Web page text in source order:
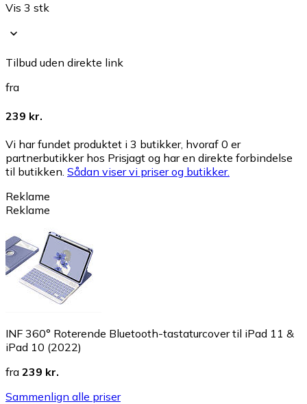
Vis 3 stk
Tilbud uden direkte link
fra
239 kr.
Vi har fundet produktet i 3 butikker, hvoraf 0 er
partnerbutikker hos Prisjagt og har en direkte forbindelse
til butikken. Sådan viser vi priser og butikker.
Reklame
Reklame
INF 360° Roterende Bluetooth-tastaturcover til iPad 11 &
iPad 10 (2022)
fra 239 kr.
Sammenlign alle priser